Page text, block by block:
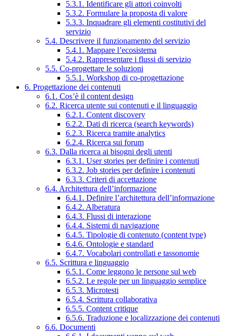
5.3.1. Identificare gli attori coinvolti
5.3.2. Formulare la proposta di valore
5.3.3. Inquadrare gli elementi costitutivi del
servizio
5.4. Descrivere il funzionamento del servizio
5.4.1. Mappare l’ecosistema
5.4.2. Rappresentare i flussi di servizio
5.5. Co-progettare le soluzioni
5.5.1. Workshop di co-progettazione
6. Progettazione dei contenuti
6.1. Cos’è il content design
6.2. Ricerca utente sui contenuti e il linguaggio
6.2.1. Content discovery
6.2.2. Dati di ricerca (search keywords)
6.2.3. Ricerca tramite analytics
6.2.4. Ricerca sui forum
6.3. Dalla ricerca ai bisogni degli utenti
6.3.1. User stories per definire i contenuti
6.3.2. Job stories per definire i contenuti
6.3.3. Criteri di accettazione
6.4. Architettura dell’informazione
6.4.1. Definire l’architettura dell’informazione
6.4.2. Alberatura
6.4.3. Flussi di interazione
6.4.4. Sistemi di navigazione
6.4.5. Tipologie di contenuto (content type)
6.4.6. Ontologie e standard
6.4.7. Vocabolari controllati e tassonomie
6.5. Scrittura e linguaggio
6.5.1. Come leggono le persone sul web
6.5.2. Le regole per un linguaggio semplice
6.5.3. Microtesti
6.5.4. Scrittura collaborativa
6.5.5. Content critique
6.5.6. Traduzione e localizzazione dei contenuti
6.6. Documenti